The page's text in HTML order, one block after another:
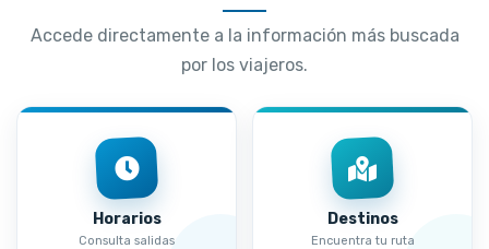
Accede directamente a la información más buscada
por los viajeros.
Horarios
Consulta salidas
Destinos
Encuentra tu ruta